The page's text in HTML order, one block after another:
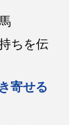
ちを伝
寄せる